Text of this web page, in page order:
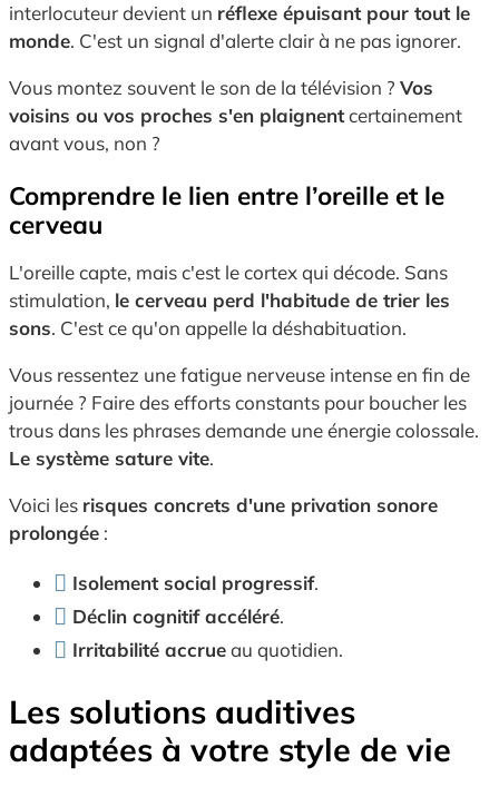
interlocuteur devient un réflexe épuisant pour tout le
monde. C'est un signal d'alerte clair à ne pas ignorer.
Vous montez souvent le son de la télévision ? Vos
voisins ou vos proches s'en plaignentcertainement
avant vous, non ?
Comprendre le lien entre l’oreille et le
cerveau
L'oreille capte, mais c'est le cortex qui décode. Sans
stimulation, le cerveau perd l'habitude de trier les
sons. C'est ce qu'on appelle la déshabituation.
Vous ressentez une fatigue nerveuse intense en fin de
journée ? Faire des efforts constants pour boucher les
trous dans les phrases demande une énergie colossale.
Le système sature vite.
Voici les risques concrets d'une privation sonore
prolongée :
Isolement social progressif.
Déclin cognitif accéléré.
Irritabilité accrueau quotidien.
Les solutions auditives
adaptées à votre style de vie